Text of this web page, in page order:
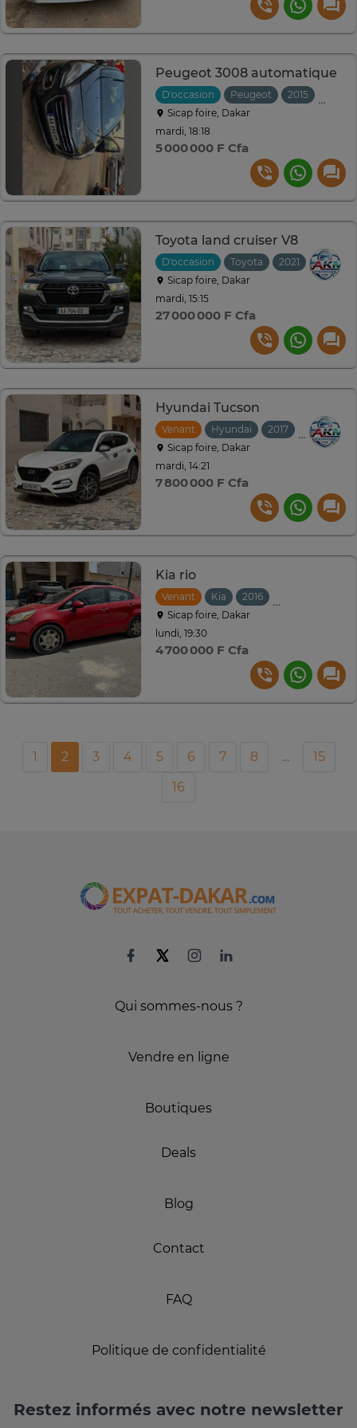
Peugeot 3008 automatique
D'occasion Peugeot 2015
Sicap foire, Dakar
mardi, 18:18
5 000 000 F Cfa
Toyota land cruiser V8
D'occasion Toyota 2021
Sicap foire, Dakar
mardi, 15:15
27 000 000 F Cfa
Hyundai Tucson
Venant Hyundai 2017
Sicap foire, Dakar
mardi, 14:21
7 800 000 F Cfa
Kia rio
Venant Kia 2016
Sicap foire, Dakar
lundi, 19:30
4 700 000 F Cfa
1 2 3 4 5 6 7 8 ...
15
16
Qui sommes-nous ?
Vendre en ligne
Boutiques
Deals
Blog
Contact
FAQ
Politique de confidentialité
Restez informés avec notre newsletter